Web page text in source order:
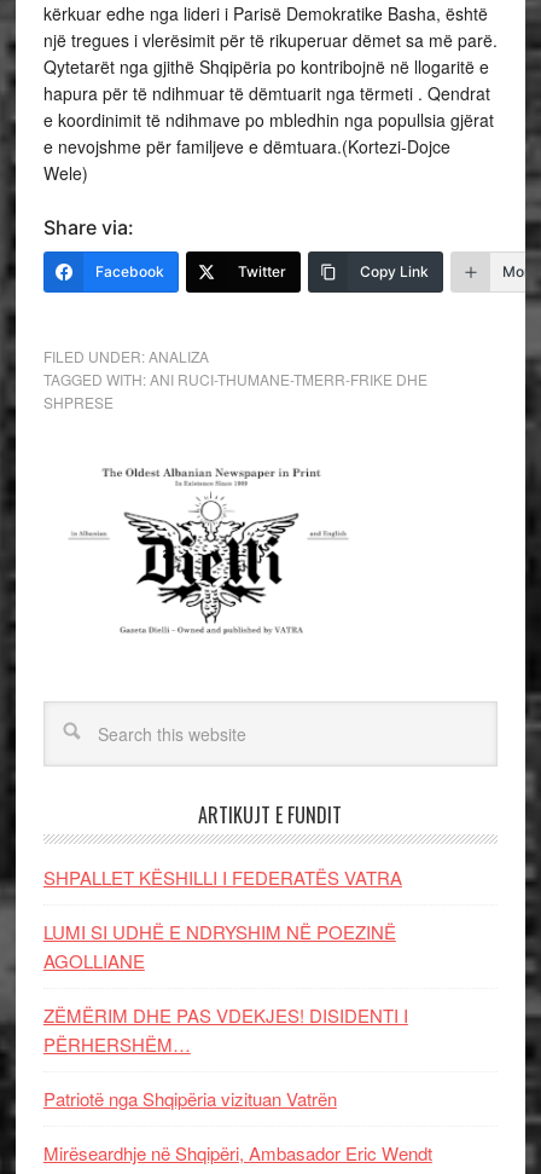
kërkuar edhe nga lideri i Parisë Demokratike Basha, është
një tregues i vlerësimit për të rikuperuar dëmet sa më parë.
Qytetarët nga gjithë Shqipëria po kontribojnë në llogaritë e
hapura për të ndihmuar të dëmtuarit nga tërmeti . Qendrat
e koordinimit të ndihmave po mbledhin nga popullsia gjërat
e nevojshme për familjeve e dëmtuara.(Kortezi-Dojce
Wele)
Share via:
Facebook Twitter Copy Link More
FILED UNDER:ANALIZA
TAGGED WITH:ANI RUCI-THUMANE-TMERR-FRIKE DHE
SHPRESE
ARTIKUJT E FUNDIT
SHPALLET KËSHILLI I FEDERATËS VATRA
LUMI SI UDHË E NDRYSHIM NË POEZINË
AGOLLIANE
ZËMËRIM DHE PAS VDEKJES! DISIDENTI I
PËRHERSHËM…
Patriotë nga Shqipëria vizituan Vatrën
Mirëseardhje në Shqipëri, Ambasador Eric Wendt